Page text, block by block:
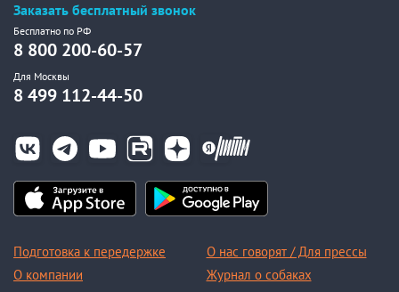
Заказать бесплатный звонок
Бесплатно по РФ
8 800 200-60-57
Для Москвы
8 499 112-44-50
Подготовка к передержке
О компании
О нас говорят / Для прессы
Журнал о собаках